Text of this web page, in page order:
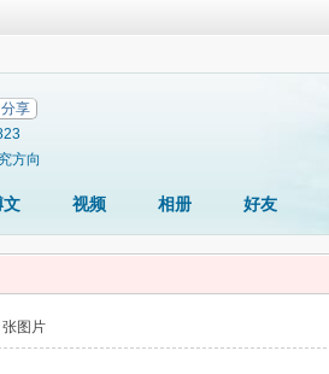
分享
方向
文 视频 相册 好友
图片